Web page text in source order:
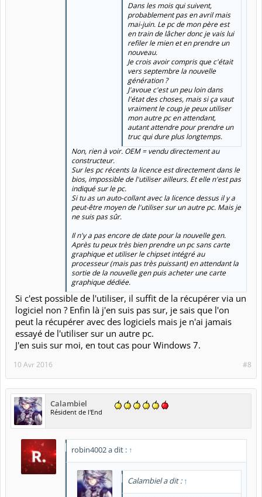
Dans les mois qui suivent,
probablement pas en avril mais
mai-juin. Le pc de mon père est
en train de lâcher donc je vais lui
refiler le mien et en prendre un
nouveau.
Je crois avoir compris que c'était
vers septembre la nouvelle
génération ?
J'avoue c'est un peu loin dans
l'état des choses, mais si ça vaut
vraiment le coup je peux utiliser
mon autre pc en attendant,
autant attendre pour prendre un
truc qui dure plus longtemps.
Non, rien à voir. OEM = vendu directement au
constructeur.
Sur les pc récents la licence est directement dans le
bios, impossible de l'utiliser ailleurs. Et elle n'est pas
indiqué sur le pc.
Si tu as un auto-collant avec la licence dessus il y a
peut-être moyen de l'utiliser sur un autre pc. Mais je
ne suis pas sûr.
Il n'y a pas encore de date pour la nouvelle gen.
Après tu peux très bien prendre un pc sans carte
graphique et utiliser le chipset intégré au
processeur (mais pas très puissant) en attendant la
sortie de la nouvelle gen puis acheter une carte
graphique dédiée.
Si c'est possible de l'utiliser, il suffit de la récupérer via un
logiciel non ? Enfin là j'en suis pas sur, je sais que l'on
peut la récupérer avec des logiciels mais je n'ai jamais
essayé de l'utiliser sur un autre pc.
J'en suis sur moi, en tout cas pour Windows 7.
#8
10 Avr 2016
Calambiel
Résident de l'End
robin4002 a dit : ↑
Calambiel a dit : ↑